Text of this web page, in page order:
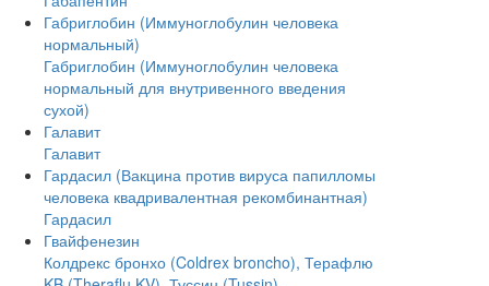
Габриглобин (Иммуноглобулин человека
нормальный)
Габриглобин (Иммуноглобулин человека
нормальный для внутривенного введения
сухой)
Галавит
Галавит
Гардасил (Вакцина против вируса папилломы
человека квадривалентная рекомбинантная)
Гардасил
Гвайфенезин
Колдрекс бронхо (Coldrex broncho), Терафлю